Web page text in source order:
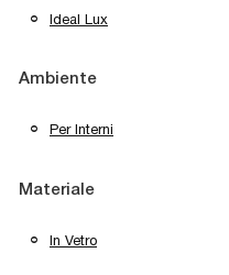
Ideal Lux
Ambiente
Per Interni
Materiale
In Vetro